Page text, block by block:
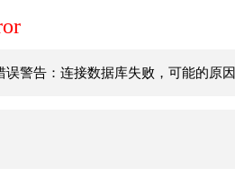
误警告：连接数据库失败，可能的原